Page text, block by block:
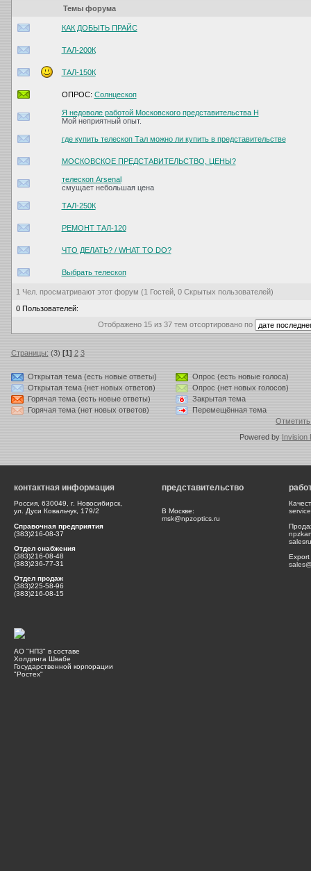
Темы форума
КАК ДОБЫТЬ ПРАЙС
ТАЛ-200К
ТАЛ-150К
ОПРОС: Солнцескоп
Я недоволе работой Московского представительства Н
Мой неприятный опыт.
где купить телескоп Тал можно ли купить в представительстве
МОСКОВСКОЕ ПРЕДСТАВИТЕЛЬСТВО, ЦЕНЫ?
телескоп Arsenal
смущает небольшая цена
ТАЛ-250К
РЕМОНТ ТАЛ-120
ЧТО ДЕЛАТЬ? / WHAT TO DO?
Выбрать телескоп
1 Чел. просматривают этот форум (1 Гостей, 0 Скрытых пользователей)
0 Пользователей:
Отображено 15 из 37 тем отсортировано по
Страницы: (3) [1] 2 3
Открытая тема (есть новые ответы)
Открытая тема (нет новых ответов)
Горячая тема (есть новые ответы)
Горячая тема (нет новых ответов)
Опрос (есть новые голоса)
Опрос (нет новых голосов)
Закрытая тема
Перемещённая тема
Powered by Invision
контактная информация
Россия, 630049, г. Новосибирск,
ул. Дуси Ковальчук, 179/2
Справочная предприятия
(383)216-08-37
Отдел снабжения
(383)216-08-48
(383)236-77-31
Отдел продаж
(383)225-58-96
(383)216-08-15
представительство
В Москве:
msk@npzoptics.ru
АО "НПЗ" в составе
Холдинга Швабе
Государственной корпорации
"Ростех"